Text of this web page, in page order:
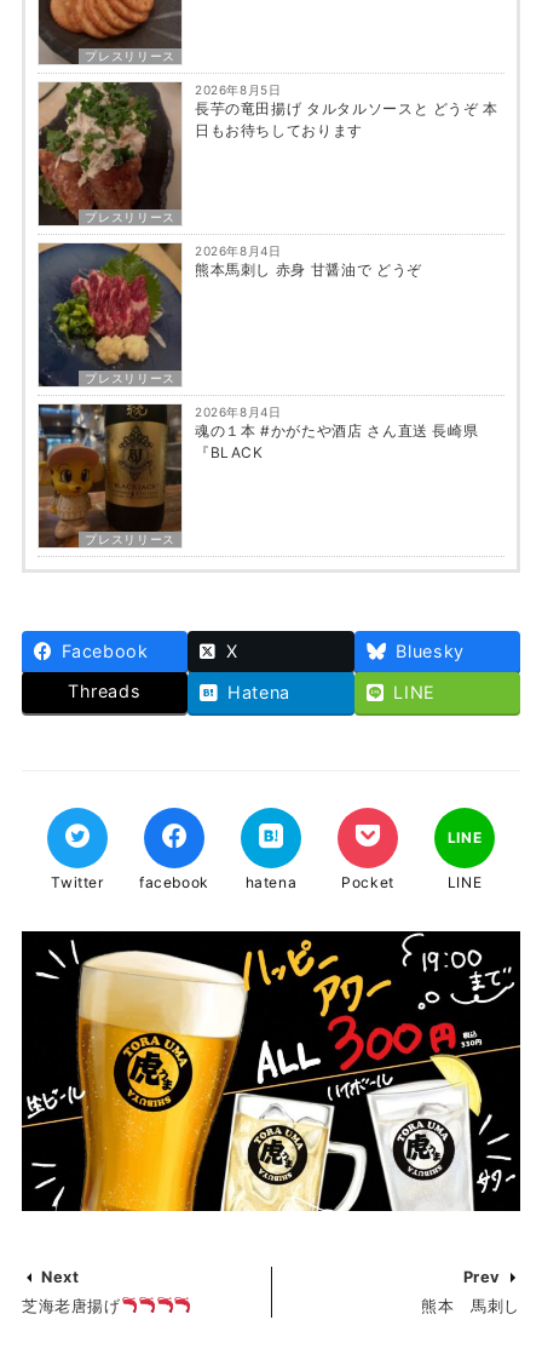
プレスリリース
プレスリリース
2026年8月5日
長芋の竜田揚げ タルタルソースと どうぞ 本
日もお待ちしております
プレスリリース
2026年8月4日
熊本馬刺し 赤身 甘醤油で どうぞ
プレスリリース
2026年8月4日
魂の１本 #かがたや酒店 さん直送 長崎県
『BLACK
Facebook X
Bluesky
Threads
Hatena LINE
Twitter facebook hatena Pocket
LINE
LINE
Next
芝海老唐揚げ
Prev
熊本 馬刺し